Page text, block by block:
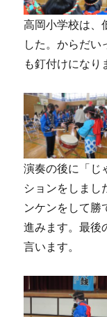
高岡小学校は、
した。からだい
も釘付けになり
演奏の後に「じ
ションをしまし
ンケンをして勝
進みます。最後
言います。